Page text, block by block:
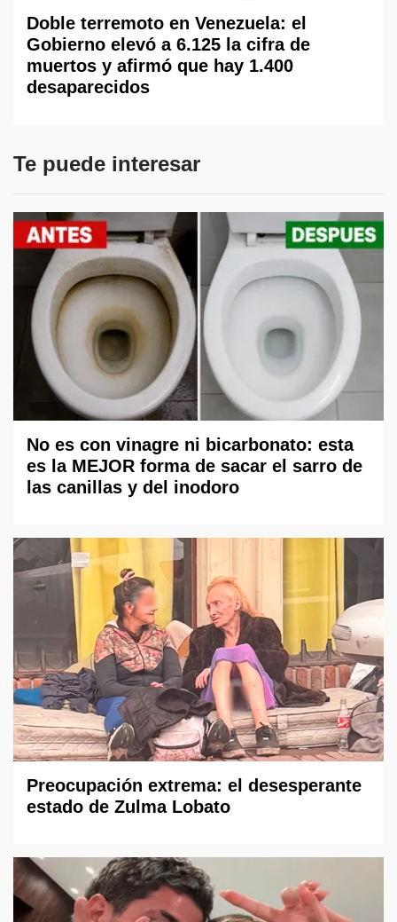
Doble terremoto en Venezuela: el
Gobierno elevó a 6.125 la cifra de
muertos y afirmó que hay 1.400
desaparecidos
Te puede interesar
No es con vinagre ni bicarbonato: esta
es la MEJOR forma de sacar el sarro de
las canillas y del inodoro
Preocupación extrema: el desesperante
estado de Zulma Lobato